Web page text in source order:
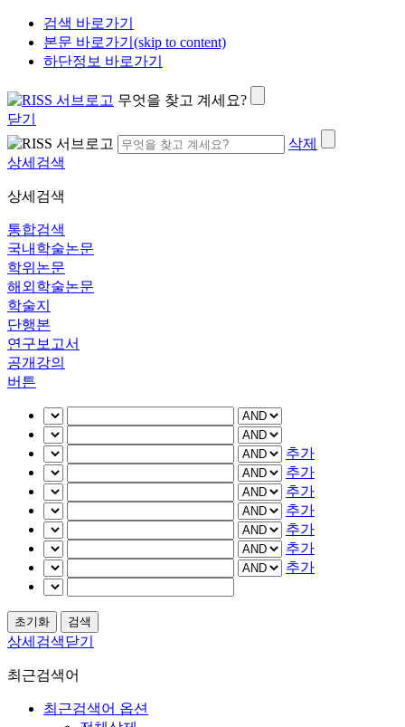
검색 바로가기
본문 바로가기(skip to content)
하단정보 바로가기
무엇을 찾고 계세요?
닫기
삭제
상세검색
상세검색
통합검색
국내학술논문
학위논문
해외학술논문
학술지
단행본
연구보고서
공개강의
버튼
추가
추가
추가
추가
추가
추가
추가
상세검색닫기
최근검색어
최근검색어 옵션